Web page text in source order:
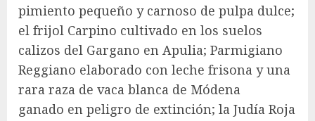
pimiento pequeño y carnoso de pulpa dulce;
el frijol Carpino cultivado en los suelos
calizos del Gargano en Apulia; Parmigiano
Reggiano elaborado con leche frisona y una
rara raza de vaca blanca de Módena
ganado en peligro de extinción; la Judía Roja